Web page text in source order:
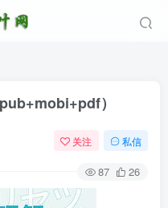
）
关注 私信
87 26